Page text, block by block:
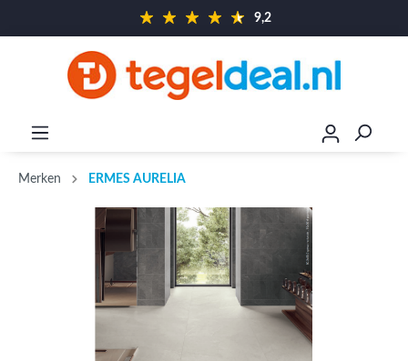
9,2
Merken ERMES AURELIA